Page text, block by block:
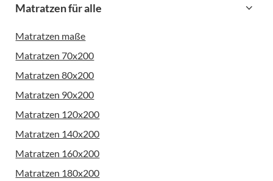
Matratzen für alle
Matratzen maße
Matratzen 70x200
Matratzen 80x200
Matratzen 90x200
Matratzen 120x200
Matratzen 140x200
Matratzen 160x200
Matratzen 180x200